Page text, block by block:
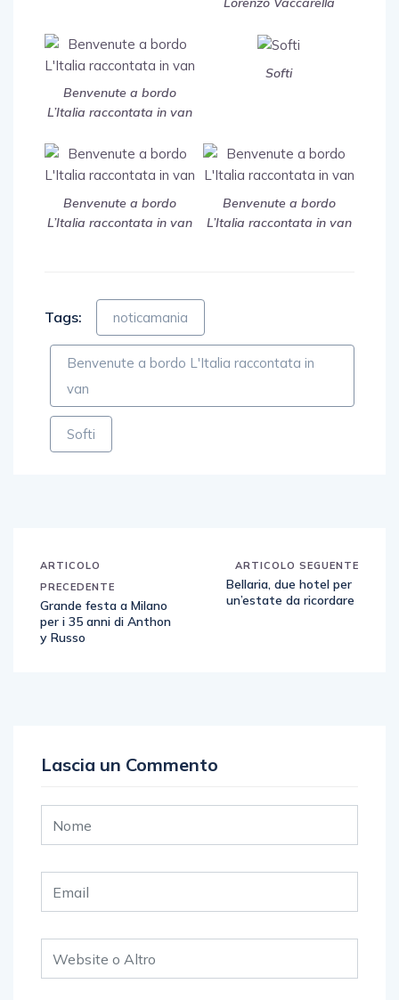
Benvenute a bordo
L’Italia raccontata in van
Softi
Benvenute a bordo
L’Italia raccontata in van
Benvenute a bordo
L’Italia raccontata in van
Tags: noticamania
Benvenute a bordo L'Italia raccontata in
van
Softi
ARTICOLO
PRECEDENTE
Grande festa a Milano
per i 35 anni di Anthon
y Russo
ARTICOLO SEGUENTE
Bellaria, due hotel per
un’estate da ricordare
Lascia un Commento